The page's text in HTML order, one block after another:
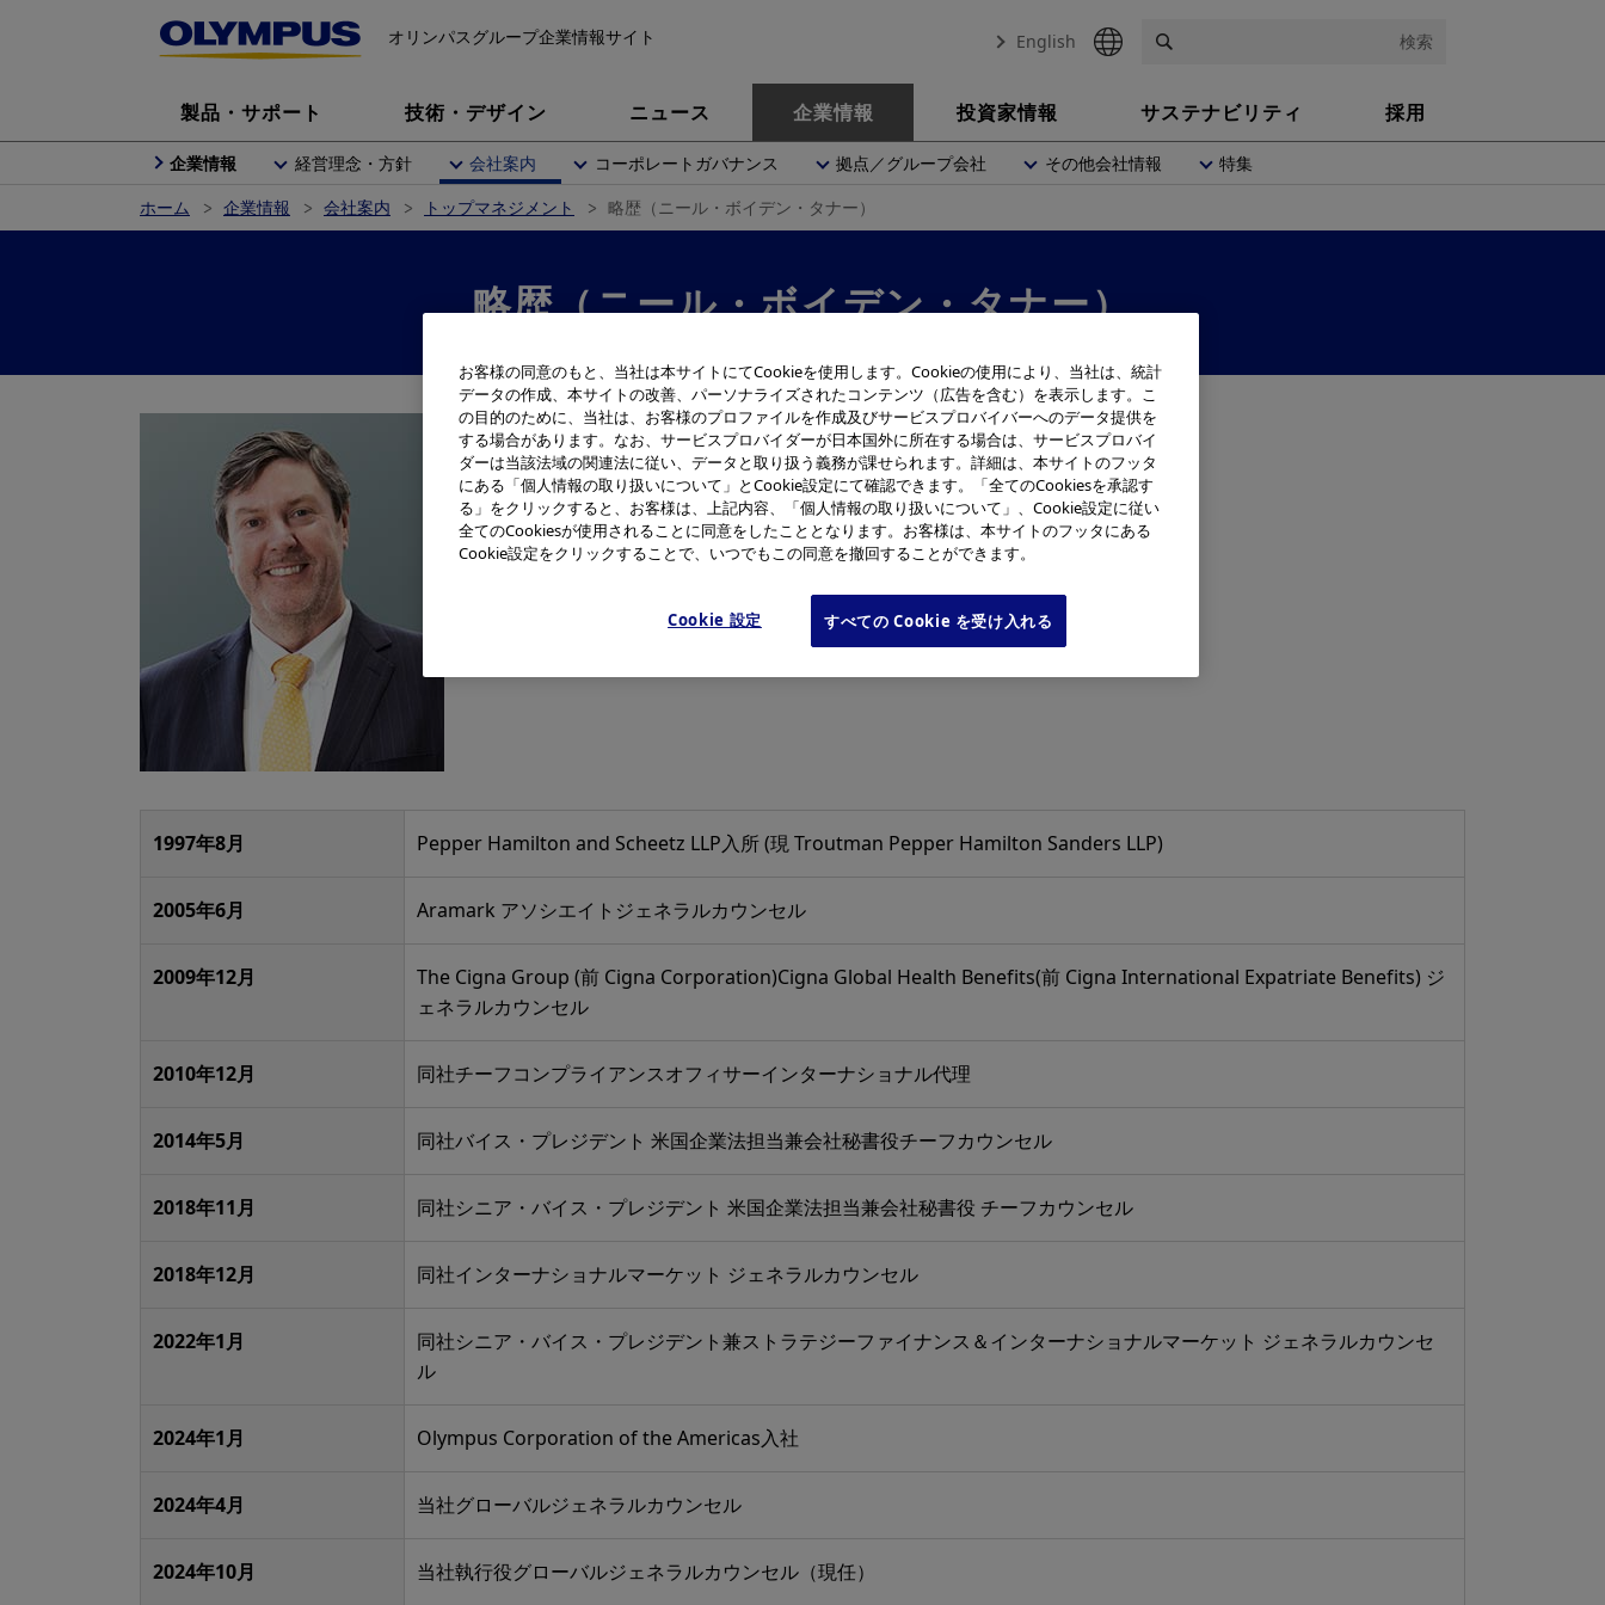
オリンパスグループ企業情報サイト English 検索
製品・サポート 技術・デザイン ニュース 企業情報 投資家情報 サステナビリティ 採用
企業情報 経営理念・方針 会社案内 コーポレートガバナンス 拠点／グループ会社 その他会社情報
特集
ホーム
企業情報 会社案内 トップマネジメント 略歴（ニール・ボイデン・タナー）
略歴（ニール・ボイデン・タナー）
執行役 グローバルジェネラルカウンセル（最高法務責任者）
ニール・ボイデン・タナー (Neil Boyden Tanner)
1971年5月22日生
1997年8月 Pepper Hamilton and Scheetz LLP入所 (現 Troutman Pepper Hamilton Sanders LLP)
2005年6月 Aramark アソシエイトジェネラルカウンセル
2009年12月
The Cigna Group (前 Cigna Corporation)Cigna Global Health Benefits(前 Cigna International Expatriate Benefits) ジ
ェネラルカウンセル
2010年12月 同社チーフコンプライアンスオフィサーインターナショナル代理
2014年5月 同社バイス・プレジデント 米国企業法担当兼会社秘書役チーフカウンセル
2018年11月 同社シニア・バイス・プレジデント 米国企業法担当兼会社秘書役 チーフカウンセル
2018年12月 同社インターナショナルマーケット ジェネラルカウンセル
2022年1月
同社シニア・バイス・プレジデント兼ストラテジーファイナンス＆インターナショナルマーケット ジェネラルカウンセ
ル
2024年1月 Olympus Corporation of the Americas入社
2024年4月 当社グローバルジェネラルカウンセル
2024年10月 当社執行役グローバルジェネラルカウンセル（現任）
お客様の同意のもと、当社は本サイトにてCookieを使用します。Cookieの使用により、当社は、統計
データの作成、本サイトの改善、パーソナライズされたコンテンツ（広告を含む）を表示します。こ
の目的のために、当社は、お客様のプロファイルを作成及びサービスプロバイバーへのデータ提供を
する場合があります。なお、サービスプロバイダーが日本国外に所在する場合は、サービスプロバイ
ダーは当該法域の関連法に従い、データと取り扱う義務が課せられます。詳細は、本サイトのフッタ
にある「個人情報の取り扱いについて」とCookie設定にて確認できます。「全てのCookiesを承認す
る」をクリックすると、お客様は、上記内容、「個人情報の取り扱いについて」、Cookie設定に従い
全てのCookiesが使用されることに同意をしたこととなります。お客様は、本サイトのフッタにある
Cookie設定をクリックすることで、いつでもこの同意を撤回することができます。
Cookie 設定 すべての Cookie を受け入れる